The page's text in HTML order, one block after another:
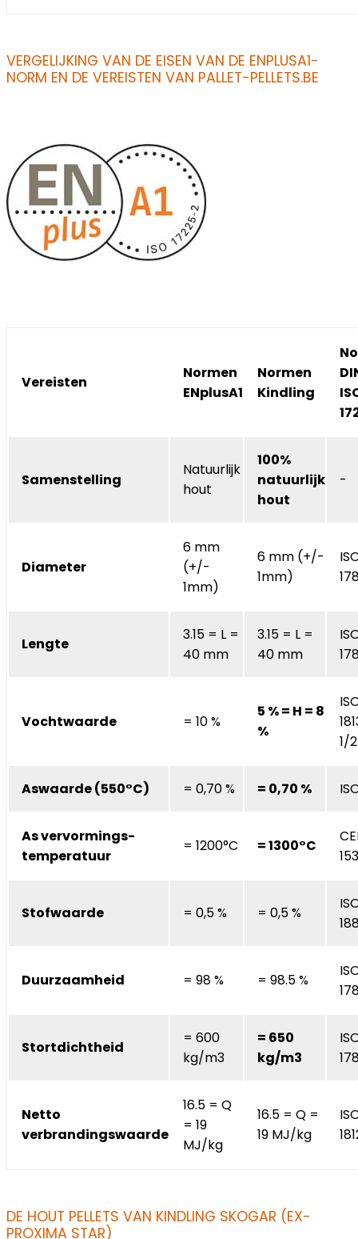
VERGELIJKING VAN DE EISEN VAN DE ENPLUSA1-
NORM EN DE VEREISTEN VAN PALLET-PELLETS.BE
Vereisten
Normen
ENplusA1
Normen
Kindling
Samenstelling
Natuurlijk
hout
100%
natuurlijk
hout
-
Diameter
6 mm
(+/-
1mm)
6 mm (+/-
1mm)
Lengte
3.15 = L =
40 mm
3.15 = L =
40 mm
Vochtwaarde = 10 %
5 % = H = 8
%
1/2
Aswaarde (550°C) = 0,70 % = 0,70 %
As vervormings-
temperatuur
= 1200°C = 1300°C
Stofwaarde = 0,5 % = 0,5 %
Duurzaamheid = 98 % = 98.5 %
Stortdichtheid
= 600
kg/m3
= 650
kg/m3
Netto
verbrandingswaarde
16.5 = Q
= 19
MJ/kg
16.5 = Q =
19 MJ/kg
DE HOUT PELLETS VAN KINDLING SKOGAR (EX-
PROXIMA STAR)